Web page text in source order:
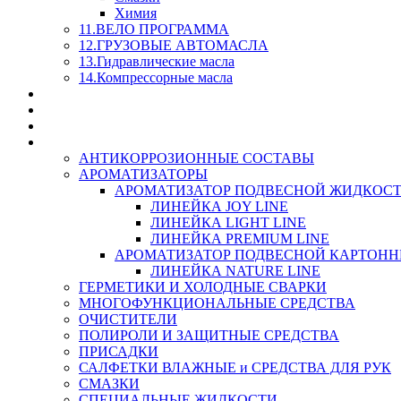
Химия
11.ВЕЛО ПРОГРАММА
12.ГРУЗОВЫЕ АВТОМАСЛА
13.Гидравлические масла
14.Компрессорные масла
АНТИКОРРОЗИОННЫЕ СОСТАВЫ
АРОМАТИЗАТОРЫ
АРОМАТИЗАТОР ПОДВЕСНОЙ
ЛИНЕЙКА JOY LINE
ЛИНЕЙКА LIGHT LINE
ЛИНЕЙКА PREMIUM LINE
АРОМАТИЗАТОР ПОДВЕСНОЙ
ЛИНЕЙКА NATURE LINE
ГЕРМЕТИКИ И ХОЛОДНЫЕ СВАРКИ
МНОГОФУНКЦИОНАЛЬНЫЕ СРЕДСТВА
ОЧИСТИТЕЛИ
ПОЛИРОЛИ И ЗАЩИТНЫЕ СРЕДСТВА
ПРИСАДКИ
САЛФЕТКИ ВЛАЖНЫЕ и СРЕДСТВА ДЛЯ РУК
СМАЗКИ